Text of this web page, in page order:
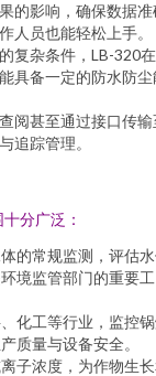
的影响，确保数据准
人员也能轻松上手。
复杂条件，LB-320
具备一定的防水防尘
阅甚至通过接口传输
追踪管理。
分广泛：
的常规监测，评估
境监管部门的重要工
化工等行业，监控
质量与设备安全。
子浓度，为作物生